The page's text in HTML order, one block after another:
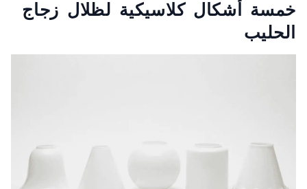
خمسة أشكال كلاسيكية لظلال زجاج
الحليب